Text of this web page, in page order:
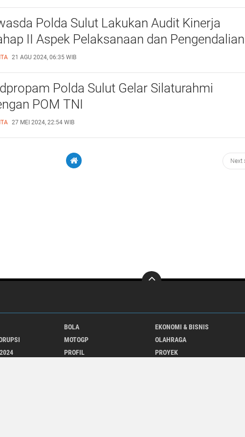
Polda Sulut Lakukan Audit Kinerja
II Aspek Pelaksanaan dan Pengendalian
21 AGU 2024, 06:35 WIB
Polda Sulut Gelar Silaturahmi
POM TNI
27 MEI 2024, 22:54 WIB
Next
BOLA
EKONOMI & BISNIS
MOTOGP
OLAHRAGA
PROFIL
PROYEK